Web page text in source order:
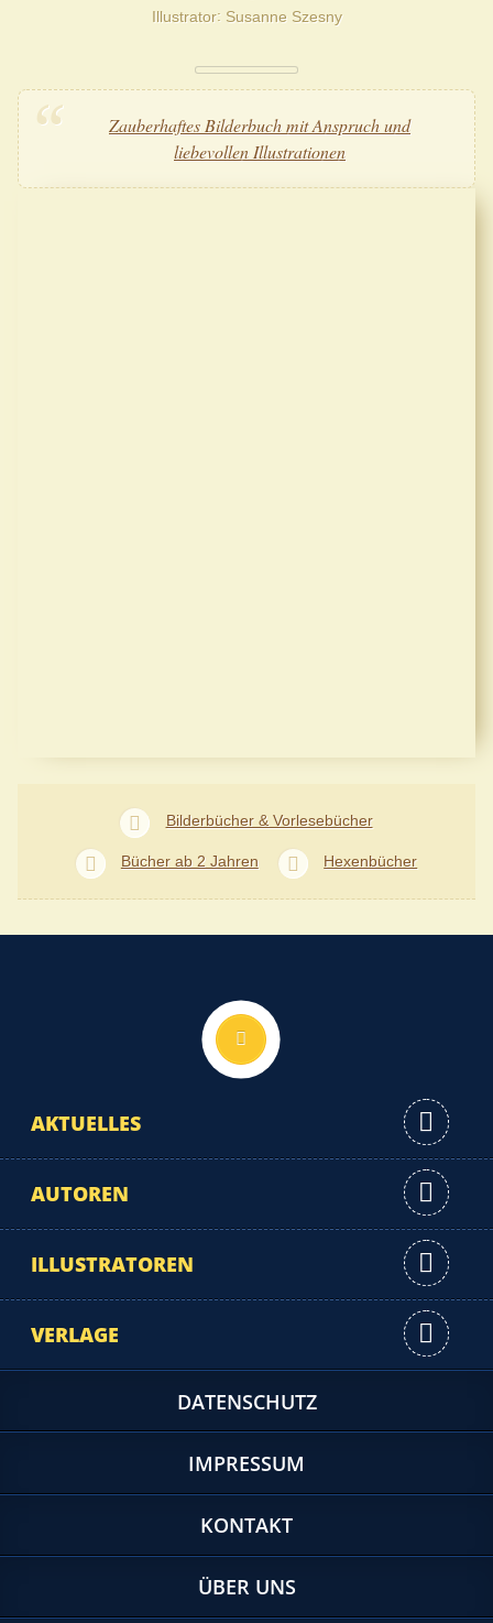
Illustrator Susanne Szesny
Zauberhaftes Bilderbuch mit Anspruch und
liebevollen Illustrationen
Bilderbücher & Vorlesebücher
Bücher ab 2 Jahren Hexenbücher
AKTUELLES
AUTOREN
ILLUSTRATOREN
VERLAGE
DATENSCHUTZ
IMPRESSUM
KONTAKT
ÜBER UNS